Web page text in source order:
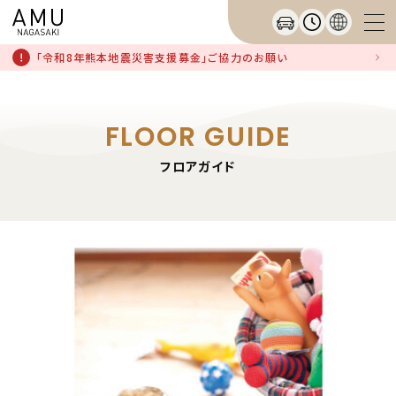
「令和8年熊本地震災害支援募金」ご協力のお願い
FLOOR GUIDE
フロアガイド